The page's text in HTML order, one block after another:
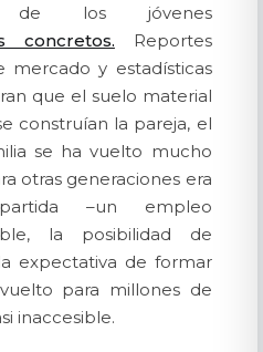
de los jóvenes
concretos. Reportes
mercado y estadísticas
que el suelo material
construían la pareja, el
se ha vuelto mucho
otras generaciones era
–un empleo
la posibilidad de
expectativa de formar
para millones de
inaccesible.